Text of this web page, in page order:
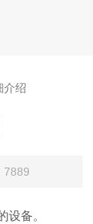
介绍
设备。